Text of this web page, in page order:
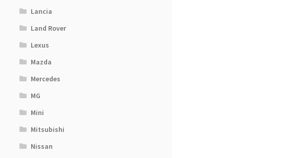
Lancia
Land Rover
Lexus
Mazda
Mercedes
MG
Mini
Mitsubishi
Nissan